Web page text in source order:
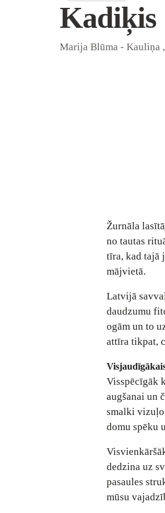
Kadiķis
Marija Blūma - Kauliņa ,
Žurnāla
no tautas
tīra, kad tajā
mājvietā.
Latvijā
daudzumu
ogām un to
attīra tikpat,
Visspēcīgāk
augšanai un
smalki
domu spēku
dedzina uz
pasaules
mūsu